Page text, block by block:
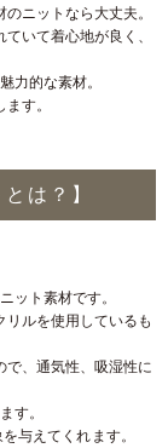
ニットなら大丈夫。
いて着心地が良く、
力的な素材。
す。
は？】
ット素材です。
ルを使用しているも
、通気性、吸湿性に
す。
与えてくれます。